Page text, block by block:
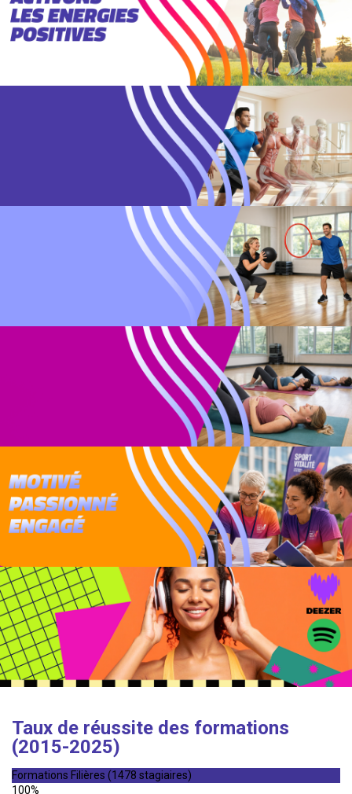
Taux de réussite des formations
(2015-2025)
Formations Filières (1478 stagiaires)
100%